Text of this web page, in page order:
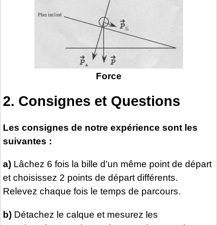
Force
2. Consignes et Questions
Les consignes de notre expérience sont les
suivantes :
a) Lâchez 6 fois la bille d’un même point de départ
et choisissez 2 points de départ différents.
Relevez chaque fois le temps de parcours.
b) Détachez le calque et mesurez les